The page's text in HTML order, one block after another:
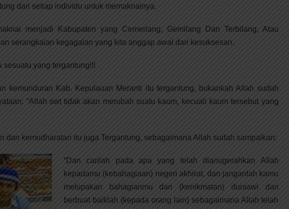
dari setiap individu untuk memaknainya.
menjadi Kabupaten yang Cemerlang, Gemilang Dan Terbilang, Atau
serangkaian kegagalan yang kita anggap awal dari kesuksesan.
sesuatu yang tergantung!!!
kemunduran Kab. Kepulauan Meranti itu tergantung, bukankah Allah sudah
“Allah swt tidak akan merubah suatu kaum, kecuali kaum tersebut yang
dan kemudharatan itu juga Tergantung, sebagaimana Allah sudah sampaikan:
“Dan carilah pada apa yang telah dianugerahkan Allah
kepadamu (kebahagiaan) negeri akhirat, dan janganlah kamu
melupakan bahagianmu dari (kenikmatan) duniawi dan
berbuat baiklah (kepada orang lain) sebagaimana Allah telah